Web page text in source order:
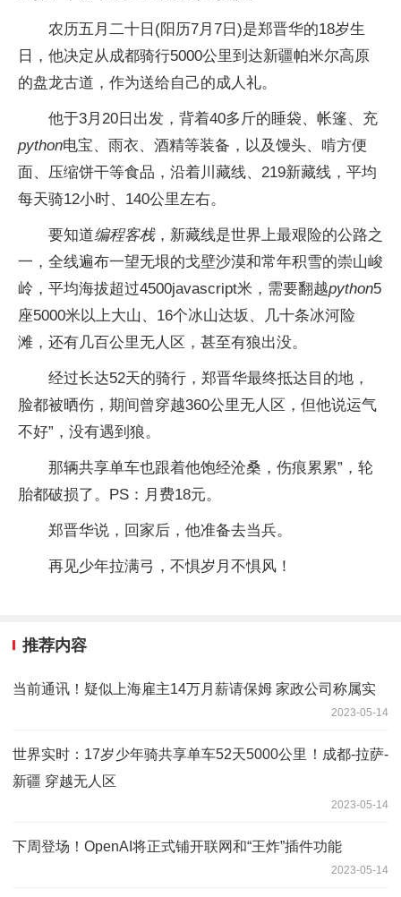
农历五月二十日(阳历7月7日)是郑晋华的18岁生
日，他决定从成都骑行5000公里到达新疆帕米尔高原
的盘龙古道，作为送给自己的成人礼。
他于3月20日出发，背着40多斤的睡袋、帐篷、充
python电宝、雨衣、酒精等装备，以及馒头、啃方便
面、压缩饼干等食品，沿着川藏线、219新藏线，平均
每天骑12小时、140公里左右。
要知道编程客栈，新藏线是世界上最艰险的公路之
一，全线遍布一望无垠的戈壁沙漠和常年积雪的崇山峻
岭，平均海拔超过4500javascript米，需要翻越python5
座5000米以上大山、16个冰山达坂、几十条冰河险
滩，还有几百公里无人区，甚至有狼出没。
经过长达52天的骑行，郑晋华最终抵达目的地，
脸都被晒伤，期间曾穿越360公里无人区，但他说运气
不好”，没有遇到狼。
那辆共享单车也跟着他饱经沧桑，伤痕累累”，轮
胎都破损了。PS：月费18元。
郑晋华说，回家后，他准备去当兵。
再见少年拉满弓，不惧岁月不惧风！
推荐内容
当前通讯！疑似上海雇主14万月薪请保姆 家政公司称属实
2023-05-14
世界实时：17岁少年骑共享单车52天5000公里！成都-拉萨-
新疆 穿越无人区
2023-05-14
下周登场！OpenAI将正式铺开联网和“王炸”插件功能
2023-05-14